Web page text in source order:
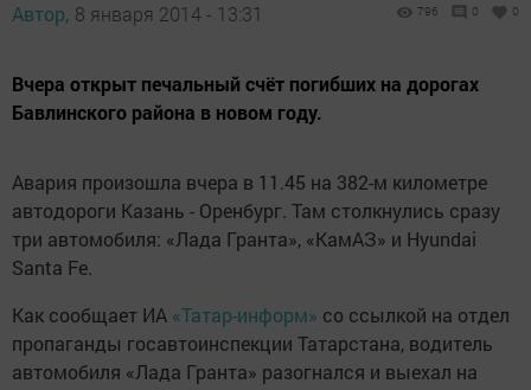
Автор, 8 января 2014 - 13:31 796 0 0
Вчера открыт печальный счёт погибших на дорогах
Бавлинского района в новом году.
Авария произошла вчера в 11.45 на 382-м километре
автодороги Казань - Оренбург. Там столкнулись сразу
три автомобиля: «Лада Гранта», «КамАЗ» и Hyundai
Santa Fe.
Как сообщает ИА «Татар-информ» со ссылкой на отдел
пропаганды госавтоинспекции Татарстана, водитель
автомобиля «Лада Гранта» разогнался и выехал на